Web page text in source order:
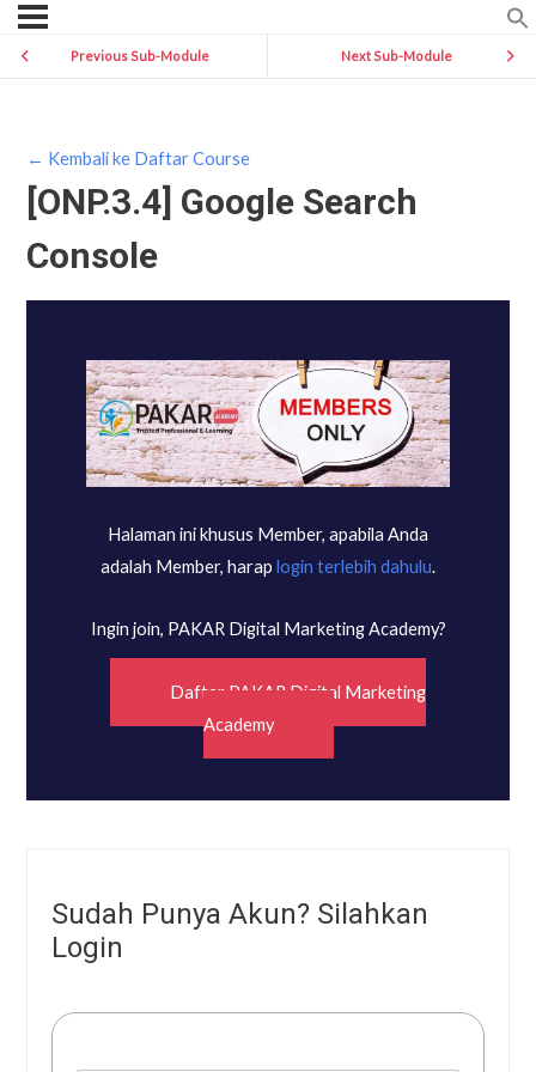
Previous Sub-Module Next Sub-Module
← Kembali ke Daftar Course
[ONP.3.4] Google Search
Console
Halaman ini khusus Member, apabila Anda
adalah Member, harap login terlebih dahulu.
Ingin join, PAKAR Digital Marketing Academy?
Daftar PAKAR Digital Marketing
Academy
Sudah Punya Akun? Silahkan
Login